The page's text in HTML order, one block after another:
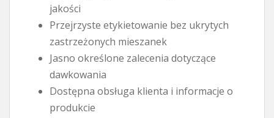
jakości
Przejrzyste etykietowanie bez ukrytych
zastrzeżonych mieszanek
Jasno określone zalecenia dotyczące
dawkowania
Dostępna obsługa klienta i informacje o
produkcie